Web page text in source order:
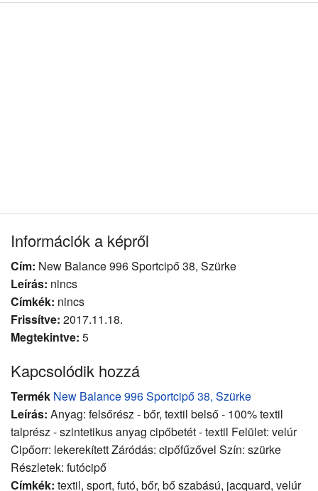
Információk a képről
Cím: New Balance 996 Sportcipő 38, Szürke
Leírás: nincs
Címkék: nincs
Frissítve: 2017.11.18.
Megtekintve: 5
Kapcsolódik hozzá
Termék New Balance 996 Sportcipő 38, Szürke
Leírás: Anyag: felsőrész - bőr, textil belső - 100% textil
talprész - szintetikus anyag cipőbetét - textil Felület: velúr
Cipőorr: lekerekített Záródás: cipőfűzővel Szín: szürke
Részletek: futócipő
Címkék: textil, sport, futó, bőr, bő szabású, jacquard, velúr